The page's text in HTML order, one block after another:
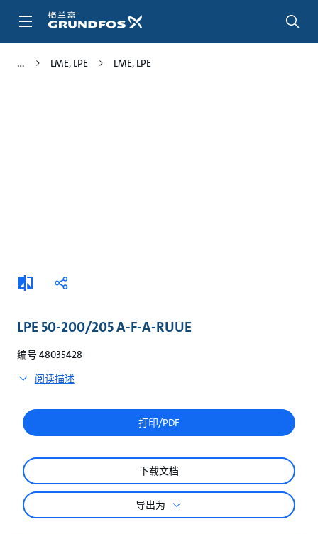
LME, LPE LME, LPE
添
加
分
LPE 50-200/205 A-F-A-RUUE
编号 48035428
阅读描述
打印/PDF
下载文档
导出为